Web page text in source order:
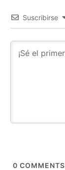
Suscribirse
0 COMMENTS